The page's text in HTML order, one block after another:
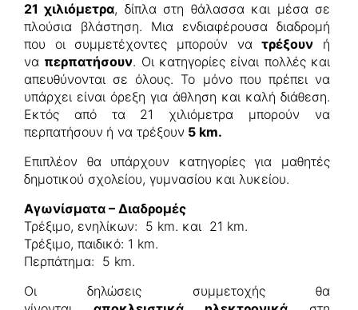
21 χιλιόμετρα, δίπλα στη θάλασσα και μέσα σε
πλούσια βλάστηση. Μια ενδιαφέρουσα διαδρομή
που οι συμμετέχοντες μπορούν νατρέξουν ή
να περπατήσουν. Οι κατηγορίες είναι πολλές και
απευθύνονται σε όλους. Το μόνο που πρέπει να
υπάρχει είναι όρεξη για άθληση και καλή διάθεση.
Εκτός από τα 21 χιλιόμετρα μπορούν να
περπατήσουν ή να τρέξουν 5 km.
Επιπλέον θα υπάρχουν κατηγορίες για μαθητές
δημοτικού σχολείου, γυμνασίου και λυκείου.
Αγωνίσματα – Διαδρομές
Τρέξιμο, ενηλίκων: 5 km. και 21 km.
Τρέξιμο, παιδικό: 1 km.
Περπάτημα: 5 km.
Οι δηλώσεις συμμετοχής θα